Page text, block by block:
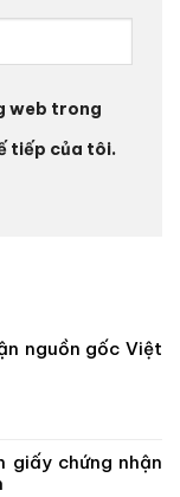
web trong
tiếp của tôi.
nguồn gốc Việt
giấy chứng nhận